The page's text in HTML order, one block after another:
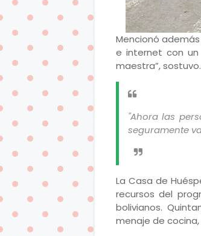
Mencionó
e internet con
maestra”, sostuvo.
"Ahora las
seguramente
La Casa de
recursos del
bolivianos.
menaje de